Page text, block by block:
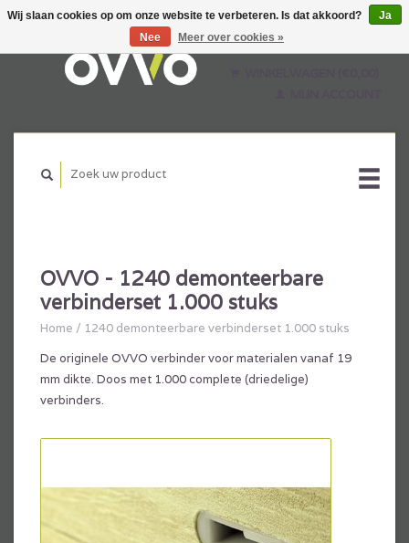
OVVO - 1240 demonteerbare
verbinderset 1.000 stuks
Home / 1240 demonteerbare verbinderset 1.000 stuks
De originele OVVO verbinder voor materialen vanaf 19
mm dikte. Doos met 1.000 complete (driedelige)
verbinders.
Wij slaan cookies op om onze website te verbeteren. Is dat akkoord?
Ja
Nee
Meer over cookies »